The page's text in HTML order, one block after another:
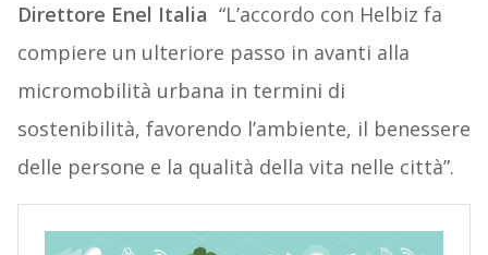
Direttore Enel Italia “L’accordo con Helbiz fa
compiere un ulteriore passo in avanti alla
micromobilità urbana in termini di
sostenibilità, favorendo l’ambiente, il benessere
delle persone e la qualità della vita nelle città”.